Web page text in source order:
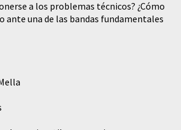
a los problemas técnicos? ¿Cómo
ante una de las bandas fundamentales